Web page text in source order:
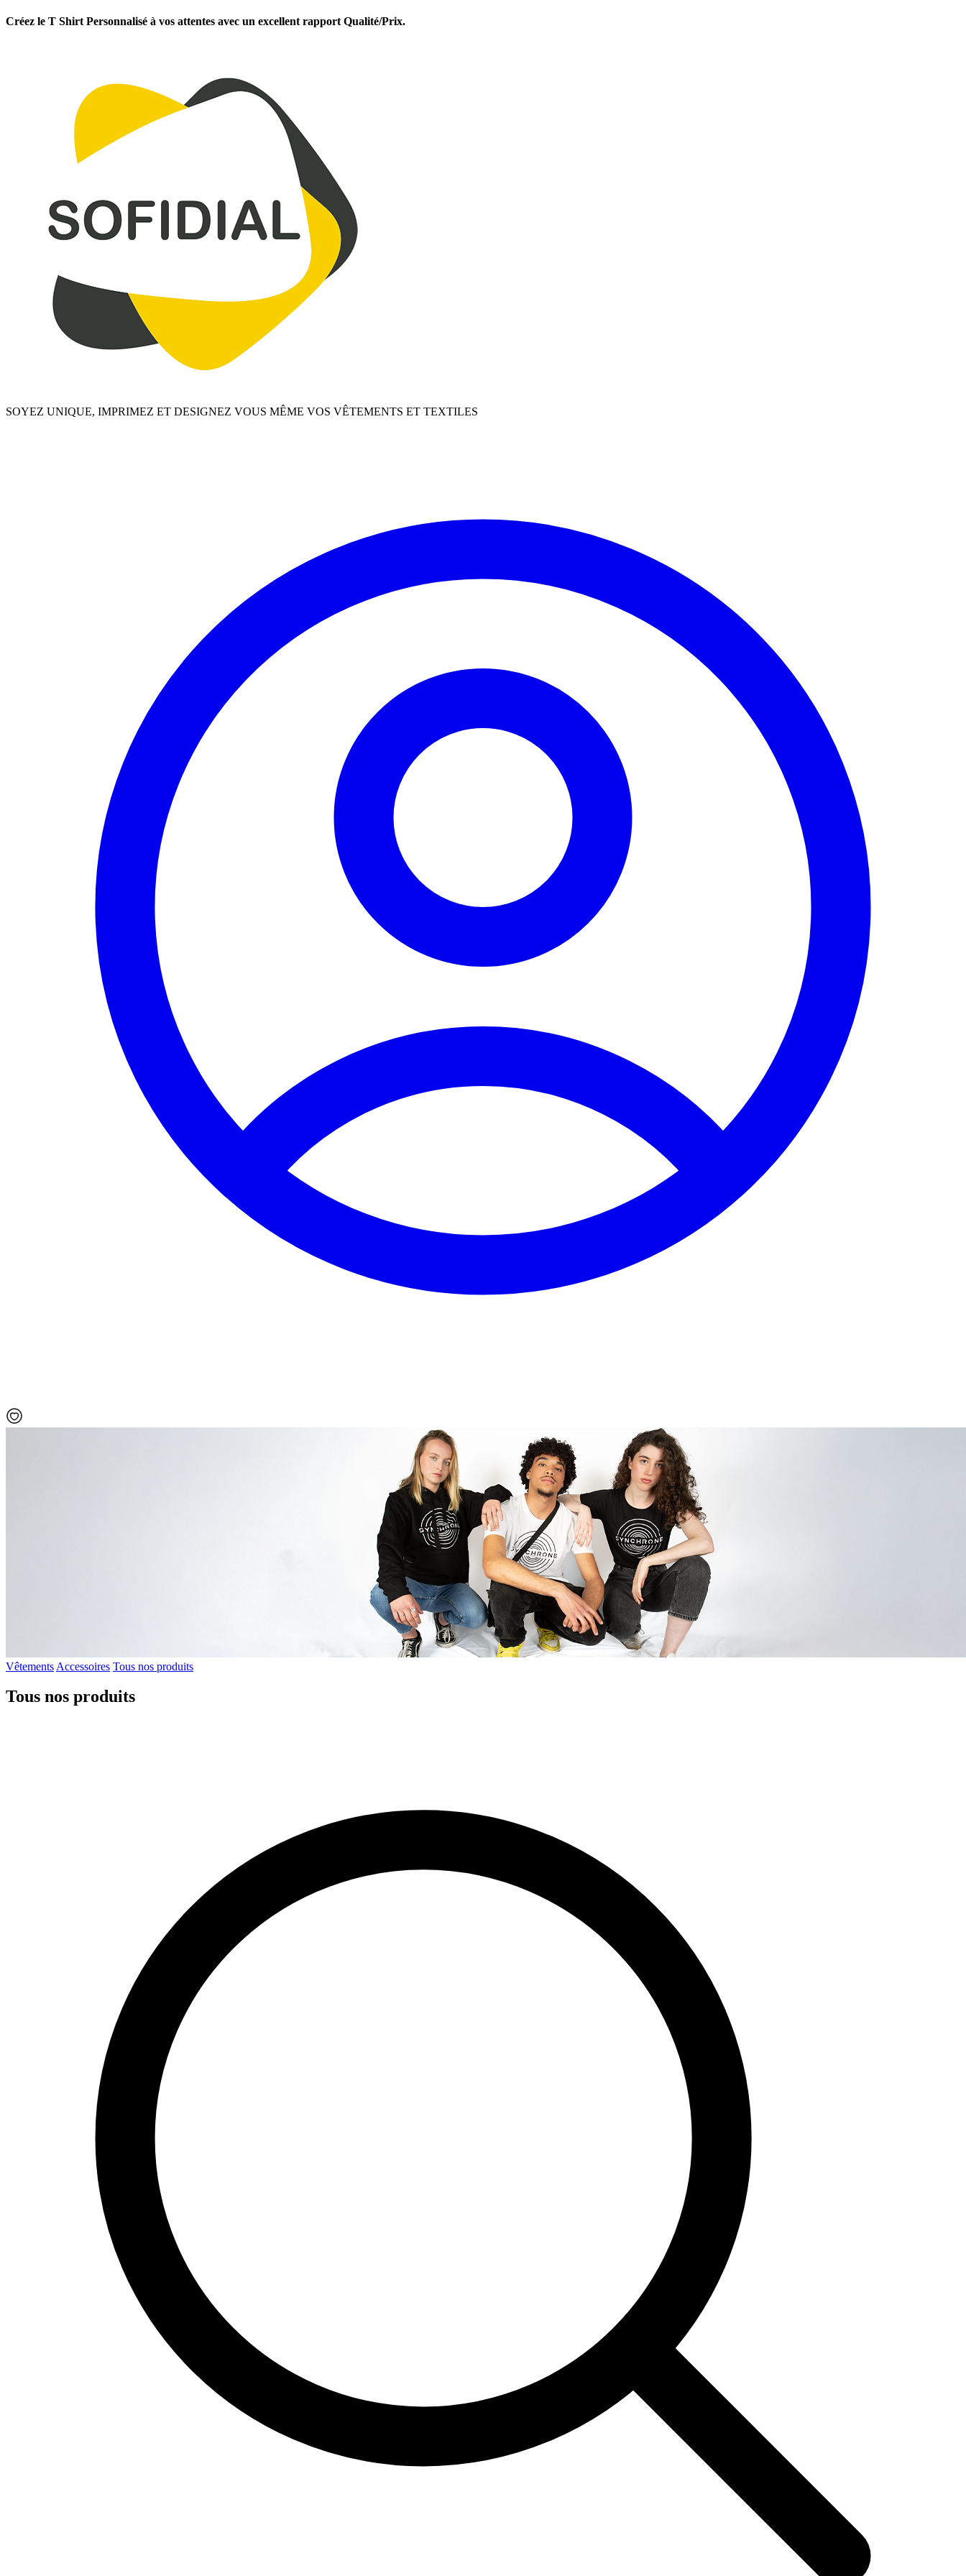
Créez le T Shirt Personnalisé à vos attentes avec un excellent rapport Qualité/Prix.
SOYEZ UNIQUE, IMPRIMEZ ET DESIGNEZ VOUS MÊME VOS VÊTEMENTS ET TEXTILES
Vêtements Accessoires Tous nos produits
Tous nos produits